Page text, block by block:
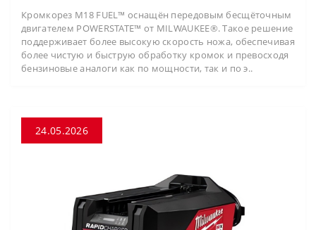
Кромкорез M18 FUEL™ оснащён передовым бесщёточным
двигателем POWERSTATE™ от MILWAUKEE®. Такое решение
поддерживает более высокую скорость ножа, обеспечивая
более чистую и быструю обработку кромок и превосходя
бензиновые аналоги как по мощности, так и по э..
24.05.2026